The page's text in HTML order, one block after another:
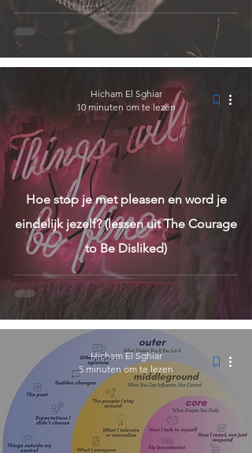
Hoe stop je met pleasen en word je
eindelijk jezelf? (lessen uit The Courage
to Be Disliked)
Hicham El Sghiar
10 minuten om te lezen
Hicham El Sghiar
5 minuten om te lezen